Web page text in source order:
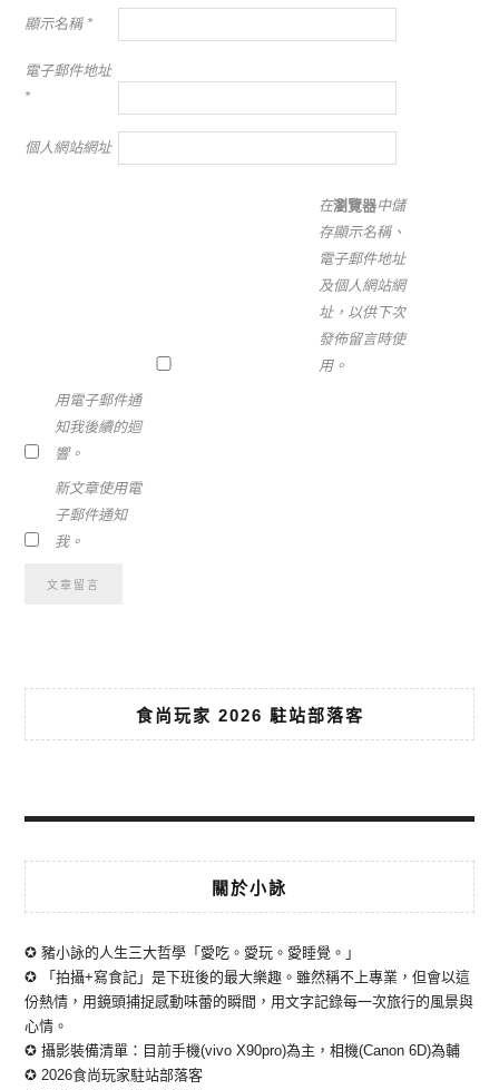
顯示名稱 *
電子郵件地址
*
個人網站網址
在瀏覽器中儲
存顯示名稱、
電子郵件地址
及個人網站網
址，以供下次
發佈留言時使
用。
用電子郵件通
知我後續的迴
響。
新文章使用電
子郵件通知
我。
食尚玩家 2026 駐站部落客
關於小詠
✪ 豬小詠的人生三大哲學「愛吃。愛玩。愛睡覺。」
✪ 「拍攝+寫食記」是下班後的最大樂趣。雖然稱不上專業，但會以這
份熱情，用鏡頭捕捉感動味蕾的瞬間，用文字記錄每一次旅行的風景與
心情。
✪ 攝影裝備清單：目前手機(vivo X90pro)為主，相機(Canon 6D)為輔
✪ 2026食尚玩家駐站部落客